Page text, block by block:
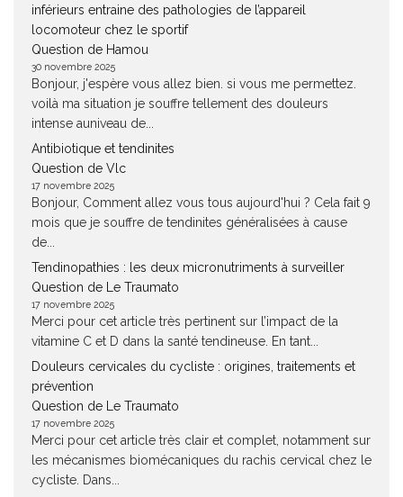
inférieurs entraine des pathologies de l’appareil
locomoteur chez le sportif
Question de Hamou
30 novembre 2025
Bonjour, j'espère vous allez bien. si vous me permettez.
voilà ma situation je souffre tellement des douleurs
intense auniveau de...
Antibiotique et tendinites
Question de Vlc
17 novembre 2025
Bonjour, Comment allez vous tous aujourd'hui ? Cela fait 9
mois que je souffre de tendinites généralisées à cause
de...
Tendinopathies : les deux micronutriments à surveiller
Question de Le Traumato
17 novembre 2025
Merci pour cet article très pertinent sur l’impact de la
vitamine C et D dans la santé tendineuse. En tant...
Douleurs cervicales du cycliste : origines, traitements et
prévention
Question de Le Traumato
17 novembre 2025
Merci pour cet article très clair et complet, notamment sur
les mécanismes biomécaniques du rachis cervical chez le
cycliste. Dans...